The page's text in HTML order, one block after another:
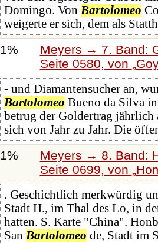
Domingo. Von Bartolomeo
weigerte er sich, dem als
1%
Meyers → 7. Band:
Seite 0580, von
- und Diamantensucher an,
Bartolomeo Bueno da Silva
betrug der Goldertrag
sich von Jahr zu Jahr. Die
1%
Meyers → 8. Band:
Seite 0699, von
. Geschichtlich merkwürdig
Stadt H., im Thal des Lo, in
hatten. S. Karte "China".
San Bartolomeo de, Stadt im